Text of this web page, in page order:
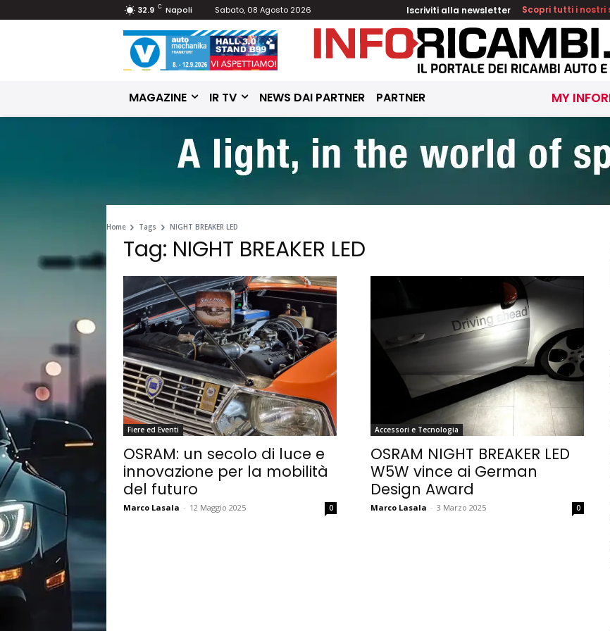
32.9 C Napoli Sabato, 08 Agosto 2026 Iscriviti alla newsletter Scopri tutti i nostri
MAGAZINE IR TV NEWS DAI PARTNER PARTNER MY
Home Tags NIGHT BREAKER LED
Tag: NIGHT BREAKER LED
Fiere ed Eventi
OSRAM: un secolo di luce e
innovazione per la mobilità
del futuro
Marco Lasala - 12 Maggio 2025 0
Accessori e Tecnologia
OSRAM NIGHT BREAKER LED
W5W vince ai German
Design Award
Marco Lasala - 3 Marzo 2025 0